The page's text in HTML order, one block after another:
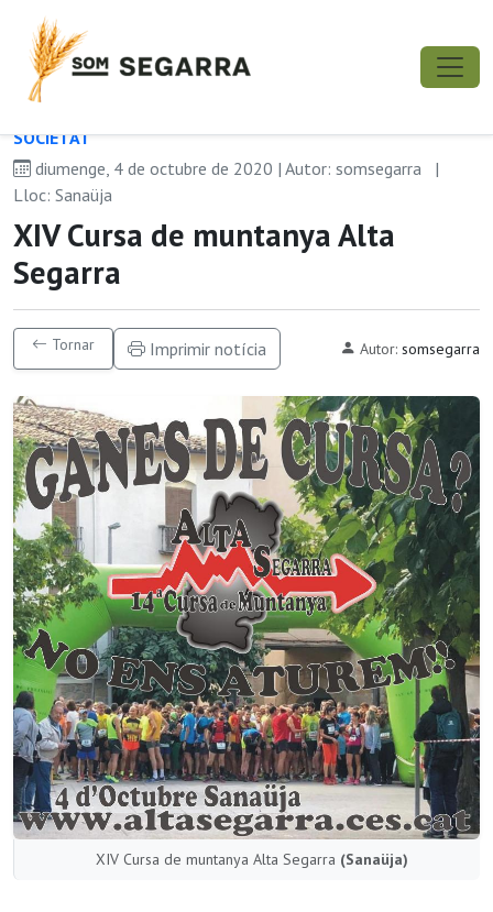
SOCIETAT
diumenge, 4 de octubre de 2020 | Autor: somsegarra
|
Lloc: Sanaüja
XIV Cursa de muntanya Alta
Segarra
Tornar Imprimir notícia Autor: somsegarra
XIV Cursa de muntanya Alta Segarra (Sanaüja)